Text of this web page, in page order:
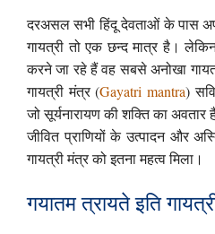
दरअसल सभी हिंदू देवताओं के पास
गायत्री तो एक छन्द मात्र है।
करने जा रहे हैं वह सबसे अनोखा
गायत्री मंत्र (Gayatri mantra)
जो सूर्यनारायण की शक्ति का अवतार
जीवित प्राणियों के उत्पादन और
गायत्री मंत्र को इतना महत्व मिला।
गयातम त्रायते इति